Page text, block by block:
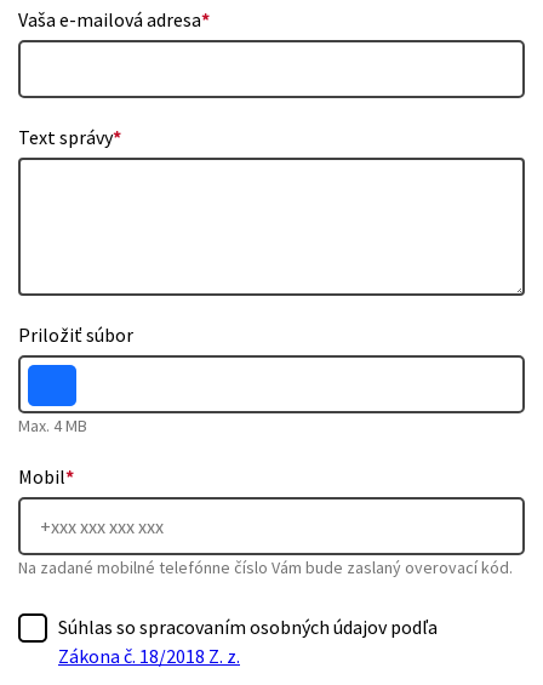
Vaša e-mailová adresa*
Text správy*
Priložiť súbor
Max. 4 MB
Mobil*
Na zadané mobilné telefónne číslo Vám bude zaslaný overovací kód.
Súhlas so spracovaním osobných údajov podľa
Zákona č. 18/2018 Z. z.